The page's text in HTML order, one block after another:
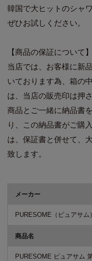
韓国で大ヒットのシャ
ぜひお試しください。
【商品の保証について】
当店では、お客様に新
いております為、箱の
は、当店の販売印は押
商品とご一緒に納品書
り、この納品書がご購
は、保証書と併せて、
致します。
メーカー
PURESOME（ピュアサム
商品名
PURESOME ピュアサム